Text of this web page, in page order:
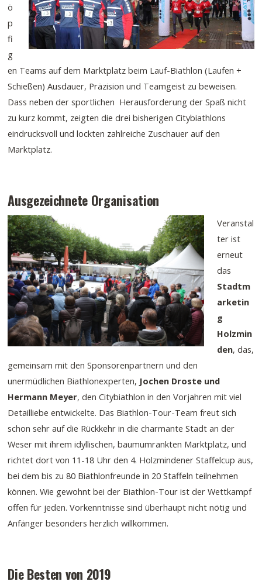
ö
p
fi
g
en Teams auf dem Marktplatz beim Lauf-Biathlon (Laufen +
Schießen) Ausdauer, Präzision und Teamgeist zu beweisen.
Dass neben der sportlichen Herausforderung der Spaß nicht
zu kurz kommt, zeigten die drei bisherigen Citybiathlons
eindrucksvoll und lockten zahlreiche Zuschauer auf den
Marktplatz.
Ausgezeichnete Organisation
Veranstal
ter ist
erneut
das
Stadtm
arketin
g
Holzmin
den, das,
gemeinsam mit den Sponsorenpartnern und den
unermüdlichen Biathlonexperten, Jochen Droste und
Hermann Meyer, den Citybiathlon in den Vorjahren mit viel
Detailliebe entwickelte. Das Biathlon-Tour-Team freut sich
schon sehr auf die Rückkehr in die charmante Stadt an der
Weser mit ihrem idyllischen, baumumrankten Marktplatz, und
richtet dort von 11-18 Uhr den 4. Holzmindener Staffelcup aus,
bei dem bis zu 80 Biathlonfreunde in 20 Staffeln teilnehmen
können. Wie gewohnt bei der Biathlon-Tour ist der Wettkampf
offen für jeden. Vorkenntnisse sind überhaupt nicht nötig und
Anfänger besonders herzlich willkommen.
Die Besten von 2019